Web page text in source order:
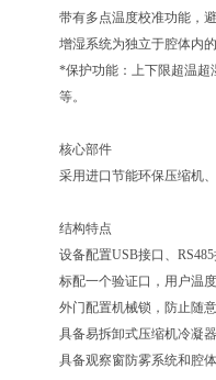
带有多点温度校准功能，
增湿系统为独立于腔体内
*保护功能：上下限超温超
等。
核心部件
采用进口节能环保压缩机
结构特点
设备配置USB接口、
标配一个验证口，用户温
外门配置机械锁，防止随
具备易拆卸式压缩机冷凝
具备观察窗防雾系统和腔